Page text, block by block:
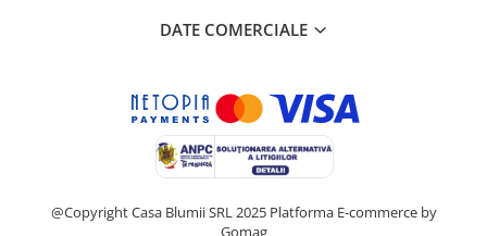
DATE COMERCIALE
@Copyright Casa Blumii SRL 2025 Platforma E-commerce by
Gomag